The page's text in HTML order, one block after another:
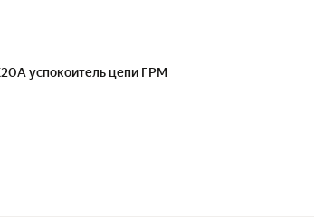
успокоитель цепи ГРМ